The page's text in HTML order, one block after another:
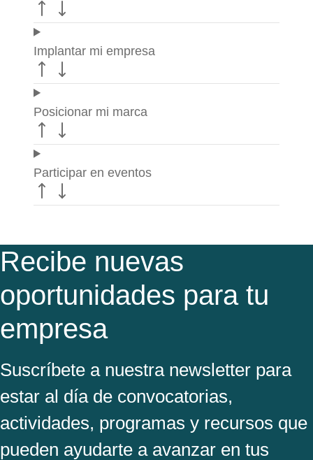
Implantar mi empresa
Posicionar mi marca
Participar en eventos
Recibe nuevas
oportunidades para tu
empresa
Suscríbete a nuestra newsletter para
estar al día de convocatorias,
actividades, programas y recursos que
pueden ayudarte a avanzar en tus